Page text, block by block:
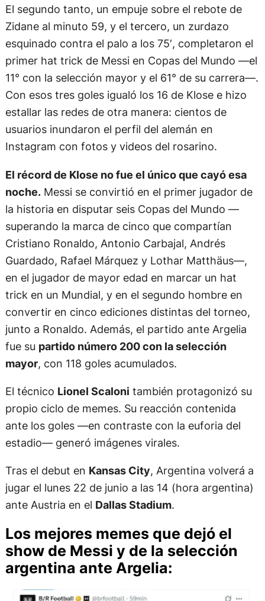
El segundo tanto, un empuje sobre el rebote de
Zidane al minuto 59, y el tercero, un zurdazo
esquinado contra el palo a los 75′, completaron el
primer hat trick de Messi en Copas del Mundo —el
11° con la selección mayor y el 61° de su carrera—.
Con esos tres goles igualó los 16 de Klose e hizo
estallar las redes de otra manera: cientos de
usuarios inundaron el perfil del alemán en
Instagram con fotos y videos del rosarino.
El récord de Klose no fue el único que cayó esa
noche.Messi se convirtió en el primer jugador de
la historia en disputar seis Copas del Mundo —
superando la marca de cinco que compartían
Cristiano Ronaldo, Antonio Carbajal, Andrés
Guardado, Rafael Márquez y Lothar Matthäus—,
en el jugador de mayor edad en marcar un hat
trick en un Mundial, y en el segundo hombre en
convertir en cinco ediciones distintas del torneo,
junto a Ronaldo. Además, el partido ante Argelia
fue su partido número 200 con la selección
mayor, con 118 goles acumulados.
El técnico Lionel Scaloni también protagonizó su
propio ciclo de memes. Su reacción contenida
ante los goles —en contraste con la euforia del
estadio— generó imágenes virales.
Tras el debut en Kansas City, Argentina volverá a
jugar el lunes 22 de junio a las 14 (hora argentina)
ante Austria en el Dallas Stadium.
Los mejores memes que dejó el
show de Messi y de la selección
argentina ante Argelia: